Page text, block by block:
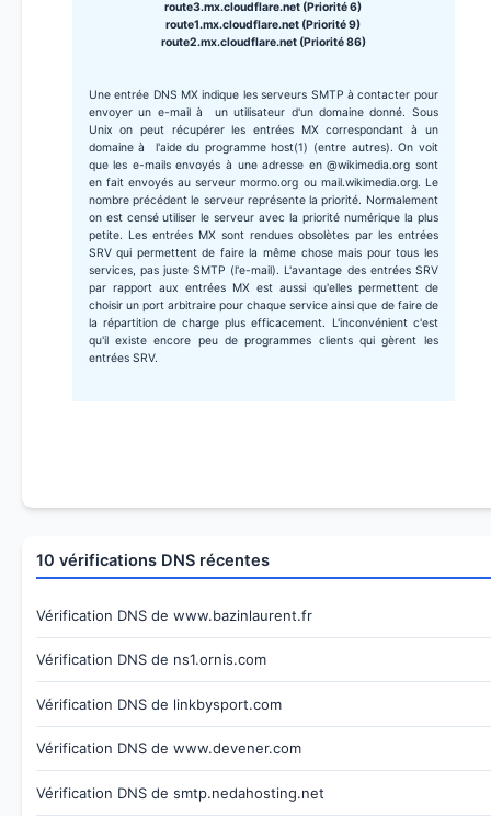
route3.mx.cloudflare.net (Priorité 6)
route1.mx.cloudflare.net (Priorité 9)
route2.mx.cloudflare.net (Priorité 86)
Une entrée DNS MX indique les serveurs SMTP à contacter pour
envoyer un e-mail à un utilisateur d'un domaine donné. Sous
Unix on peut récupérer les entrées MX correspondant à un
domaine à l'aide du programme host(1) (entre autres). On voit
que les e-mails envoyés à une adresse en @wikimedia.org sont
en fait envoyés au serveur mormo.org ou mail.wikimedia.org. Le
nombre précédent le serveur représente la priorité. Normalement
on est censé utiliser le serveur avec la priorité numérique la plus
petite. Les entrées MX sont rendues obsolètes par les entrées
SRV qui permettent de faire la même chose mais pour tous les
services, pas juste SMTP (l'e-mail). L'avantage des entrées SRV
par rapport aux entrées MX est aussi qu'elles permettent de
choisir un port arbitraire pour chaque service ainsi que de faire de
la répartition de charge plus efficacement. L'inconvénient c'est
qu'il existe encore peu de programmes clients qui gèrent les
entrées SRV.
10 vérifications DNS récentes
Vérification DNS de www.bazinlaurent.fr
Vérification DNS de ns1.ornis.com
Vérification DNS de linkbysport.com
Vérification DNS de www.devener.com
Vérification DNS de smtp.nedahosting.net